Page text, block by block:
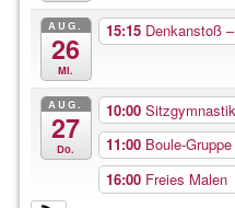
AUG.
26
Mi.
15:15 Denkanstoß
AUG.
27
Do.
10:00 Sitzgymnastik
11:00 Boule-
16:00 Freies Malen